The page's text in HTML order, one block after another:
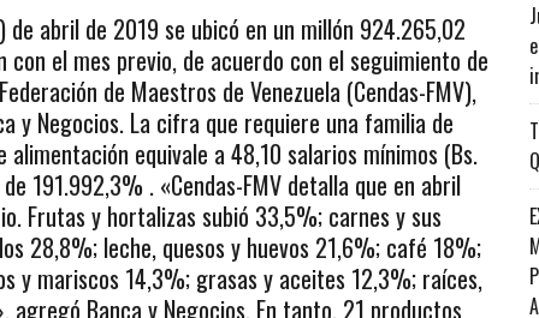
de abril de 2019 se ubicó en un millón 924.265,02
el mes previo, de acuerdo con el seguimiento de
de Maestros de Venezuela (Cendas-FMV),
y Negocios. La cifra que requiere una familia de
equivale a 48,10 salarios mínimos (Bs.
191.992,3% . «Cendas-FMV detalla que en abril
Frutas y hortalizas subió 33,5%; carnes y sus
28,8%; leche, quesos y huevos 21,6%; café 18%;
y mariscos 14,3%; grasas y aceites 12,3%; raíces,
Banca y Negocios. En tanto, 21 productos